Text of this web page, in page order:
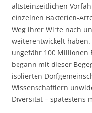
altsteinzeitlichen
einzelnen Bakterien-
Weg ihrer Wirte nach
weiterentwickelt haben.
ungefähr 100 Millionen
begann mit dieser
isolierten
Wissenschaftlern
Diversität – spätestens